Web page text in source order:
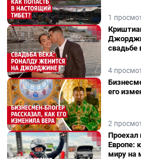
1
свадьбе
4
его
2
Проехал
Европе:
миру на